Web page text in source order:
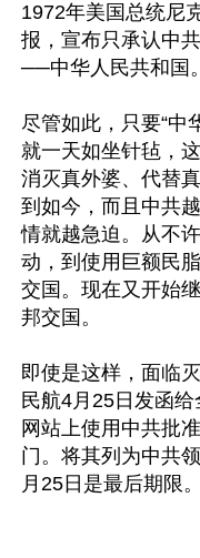
1972年美国总统尼
报，宣布只承认中
──中华人民共和国。
尽管如此，只要“中
就一天如坐针毡，
消灭真外婆、代替
到如今，而且中共
情就越急迫。从不
动，到使用巨额民
交国。现在又开始
邦交国。
即使是这样，面临
民航4月25日发函
网站上使用中共批
门。将其列为中共
月25日是最后期限。